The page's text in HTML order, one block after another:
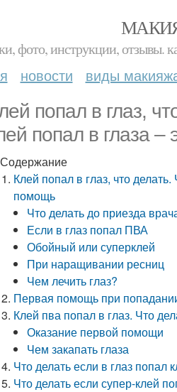
фото, инструкции, отзывы.
новости виды
попал в глаз,
попал в глаза
Содержание
Клей попал в глаз, что
помощь
Что делать до приезда
Если в глаз попал ПВА
Обойный или суперклей
При наращивании ресниц
Чем лечить глаз?
Первая помощь при
Клей пва попал в глаз. Что
Оказание первой помощи
Чем закапать глаза
Что делать если в глаз попал
Что делать если супер-клей